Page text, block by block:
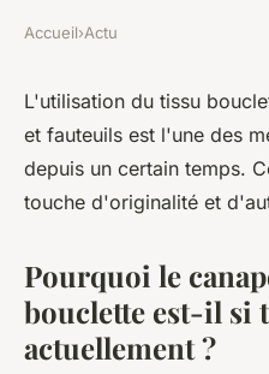
Modélisez
tissu bouclette
léonne• 27 septembre 2023•
Accueil›Actu
L'utilisation du tissu
et fauteuils est l'une des
depuis un certain temps.
touche d'originalité et
Pourquoi le
bouclette est-il si
actuellement ?